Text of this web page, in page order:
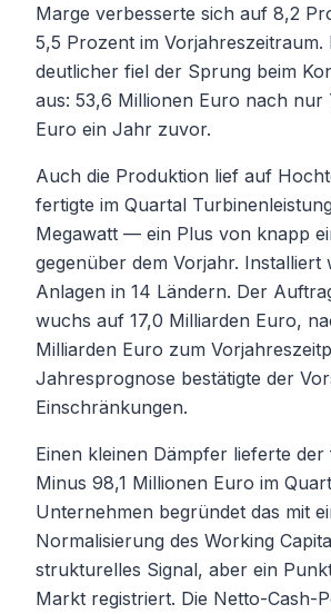
Marge verbesserte sich auf 8,2
5,5 Prozent im Vorjahreszeitraum.
deutlicher fiel der Sprung beim
aus: 53,6 Millionen Euro nach nur
Euro ein Jahr zuvor.
Auch die Produktion lief auf
fertigte im Quartal
Megawatt — ein Plus von knapp
gegenüber dem Vorjahr. Installiert
Anlagen in 14 Ländern. Der
wuchs auf 17,0 Milliarden Euro,
Milliarden Euro zum
Jahresprognose bestätigte der
Einschränkungen.
Einen kleinen Dämpfer lieferte der
Minus 98,1 Millionen Euro im
Unternehmen begründet das mit
Normalisierung des Working
strukturelles Signal, aber ein
Markt registriert. Die Netto-Cash-